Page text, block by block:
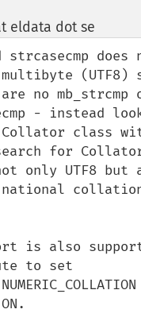
eldata dot se
strcasecmp does
(UTF8)
no mb_strcmp
- instead
class
for
only UTF8 but
is also
to set